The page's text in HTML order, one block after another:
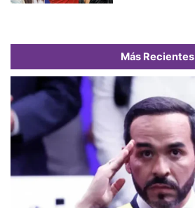
Más Recientes